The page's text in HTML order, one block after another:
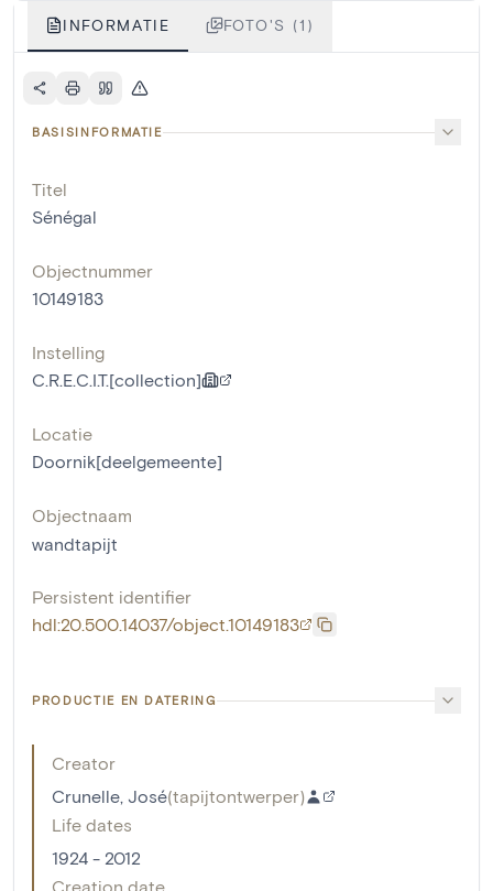
INFORMATIE FOTO'S (1)
BASISINFORMATIE
Titel
Sénégal
Objectnummer
10149183
Instelling
C.R.E.C.I.T.[collection]
Locatie
Doornik[deelgemeente]
Objectnaam
wandtapijt
Persistent identifier
hdl:20.500.14037/object.10149183
PRODUCTIE EN DATERING
Creator
Crunelle, José(tapijtontwerper)
Life dates
1924 - 2012
Creation date